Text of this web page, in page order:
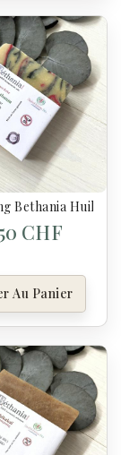
Night Night
Bethania Huile
CHF
Au Panier